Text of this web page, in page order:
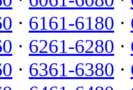
· 6161-6180 ·
· 6261-6280 ·
· 6361-6380 ·